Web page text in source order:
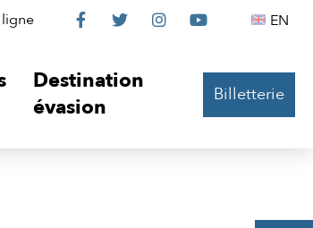
ligne
Le
sur

Le

Le

Le
 EN
Destination
évasion
Billetterie